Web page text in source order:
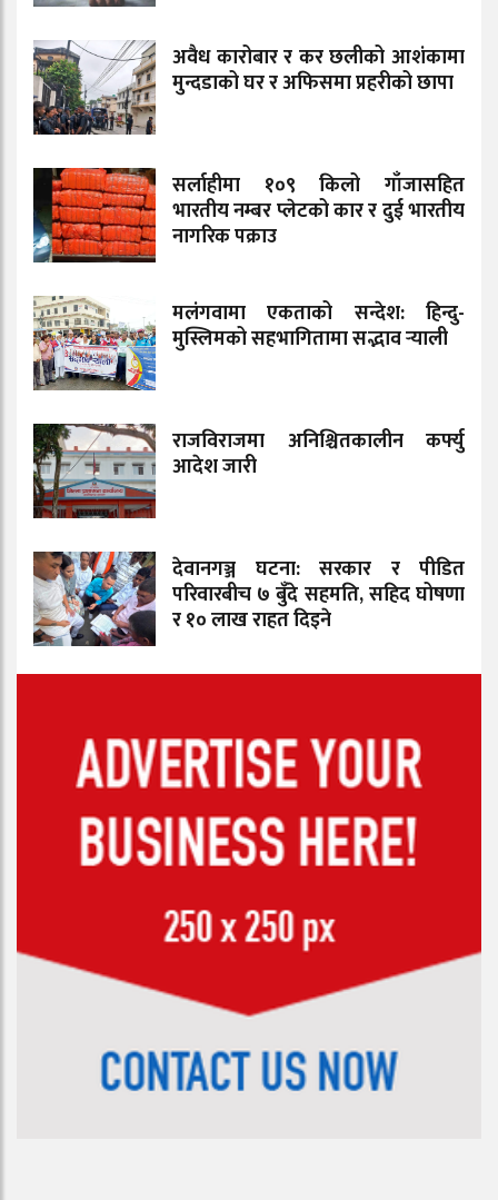
अवैध कारोबार र कर छलीको आशंकामा
मुन्दडाको घर र अफिसमा प्रहरीको छापा
सर्लाहीमा १०९ किलो गाँजासहित
भारतीय नम्बर प्लेटको कार र दुई भारतीय
नागरिक पक्राउ
मलंगवामा एकताको सन्देश: हिन्दु-
मुस्लिमको सहभागितामा सद्भाव र्‍याली
राजविराजमा अनिश्चितकालीन कर्फ्यु
आदेश जारी
देवानगञ्ज घटना: सरकार र पीडित
परिवारबीच ७ बुँदे सहमति, सहिद घोषणा
र १० लाख राहत दिइने